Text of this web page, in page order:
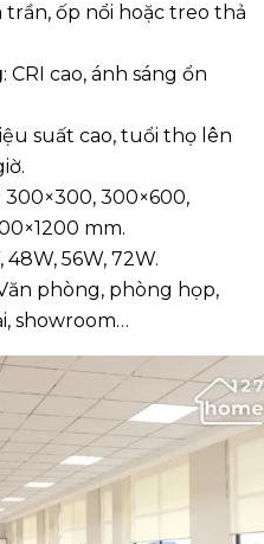
trần, ốp nổi hoặc treo thả
: CRI cao, ánh sáng ổn
suất cao, tuổi thọ lên
300×300, 300×600,
mm.
48W, 56W, 72W.
phòng, phòng họp,
showroom…